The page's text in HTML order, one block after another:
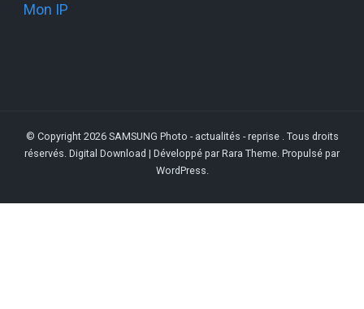
Mon IP
© Copyright 2026 SAMSUNG Photo - actualités - reprise . Tous droits
réservés. Digital Download | Développé par Rara Theme. Propulsé par
WordPress.